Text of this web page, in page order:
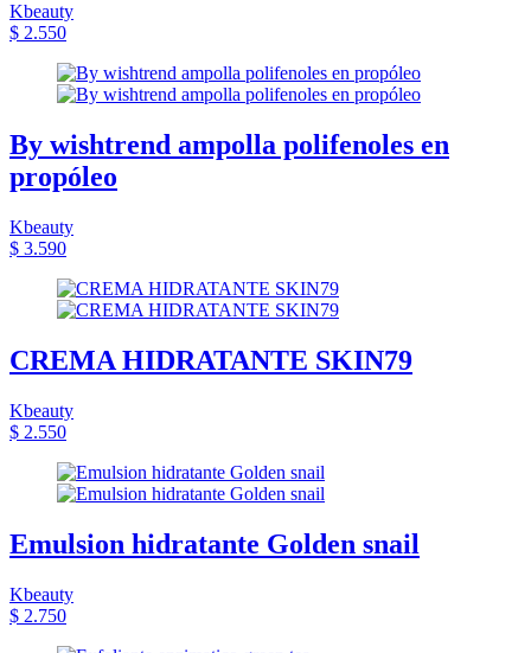
Kbeauty
$ 2.550
By wishtrend ampolla polifenoles en
propóleo
Kbeauty
$ 3.590
CREMA HIDRATANTE SKIN79
Kbeauty
$ 2.550
Emulsion hidratante Golden snail
Kbeauty
$ 2.750